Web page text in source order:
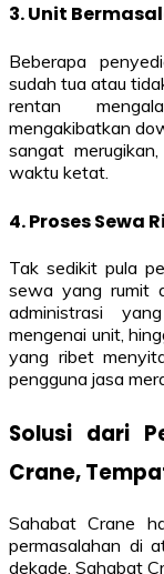
3. Unit
Beberapa
sudah tua atau
rentan
mengakibatkan
sangat
waktu ketat.
4. Proses Sewa
Tak sedikit pula
sewa yang rumit
administrasi
mengenai unit,
yang ribet
pengguna jasa
Solusi dari
Crane,
Sahabat Crane
permasalahan di
dekade, Sahabat